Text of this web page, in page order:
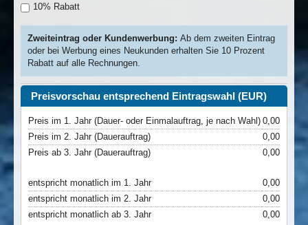
10% Rabatt
Zweiteintrag oder Kundenwerbung: Ab dem zweiten Eintrag
oder bei Werbung eines Neukunden erhalten Sie 10 Prozent
Rabatt auf alle Rechnungen.
Preisvorschau entsprechend Eintragswahl (EUR)
Preis im 1. Jahr (Dauer- oder Einmalauftrag, je nach Wahl) 0,00
Preis im 2. Jahr (Dauerauftrag)
0,00
Preis ab 3. Jahr (Dauerauftrag)
0,00
entspricht monatlich im 1. Jahr
0,00
entspricht monatlich im 2. Jahr
0,00
entspricht monatlich ab 3. Jahr
0,00